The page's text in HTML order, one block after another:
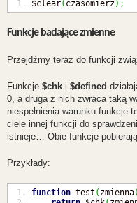
$clear( czasomierz) ;
Funkcje badające zmienne
Przejdźmy teraz do funkcji
Funkcje $chki $defined
0, a druga z nich zwraca taką
niespełnienia warunku funkcje
ciele innej funkcji do
istnieje… Obie funkcje
Przykłady:
function test ( zmienna)